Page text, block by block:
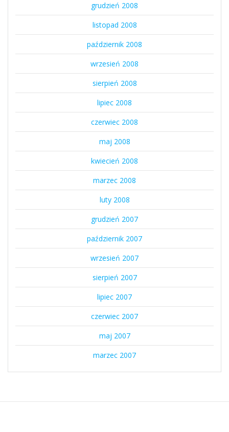
grudzień 2008
listopad 2008
październik 2008
wrzesień 2008
sierpień 2008
lipiec 2008
czerwiec 2008
maj 2008
kwiecień 2008
marzec 2008
luty 2008
grudzień 2007
październik 2007
wrzesień 2007
sierpień 2007
lipiec 2007
czerwiec 2007
maj 2007
marzec 2007